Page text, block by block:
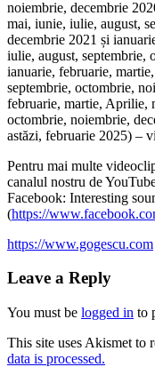
noiembrie, decembrie
mai, iunie, iulie, august,
decembrie 2021 și
iulie, august, septembrie,
ianuarie, februarie,
septembrie, octombrie,
februarie, martie, Aprilie,
octombrie, noiembrie,
astăzi, februarie 2025) –
Pentru mai multe
canalul nostru de
Facebook: Interesting
(https://
https://www.gogescu.com
Leave a Reply
You must be logged in to
This site uses Akismet to
data is processed.